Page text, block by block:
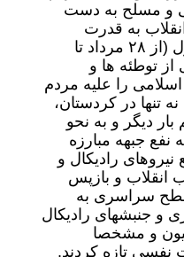
و مسلح به دست
به قدرت
رسیده در جنگ سه ماهه اول (از ۲۸ مرداد تا
، بسیاری از توطئه ها و
را علیه مردم
تنها در کردستان،
دیگر و به نحو
نفع جبهه مبارزه
رادیکال و
انقلاب و بازپس
سراسری به
و جنبشهای رادیکال
و مشخصا
تازه کردند.